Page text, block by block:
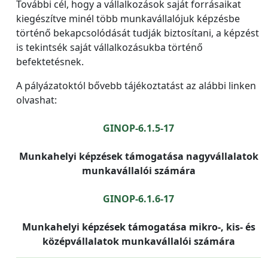
További cél, hogy a vállalkozások saját forrásaikat
kiegészítve minél több munkavállalójuk képzésbe
történő bekapcsolódását tudják biztosítani, a képzést
is tekintsék saját vállalkozásukba történő
befektetésnek.
A pályázatoktól bővebb tájékoztatást az alábbi linken
olvashat:
GINOP-6.1.5-17
Munkahelyi képzések támogatása nagyvállalatok
munkavállalói számára
GINOP-6.1.6-17
Munkahelyi képzések támogatása mikro-, kis- és
középvállalatok munkavállalói számára